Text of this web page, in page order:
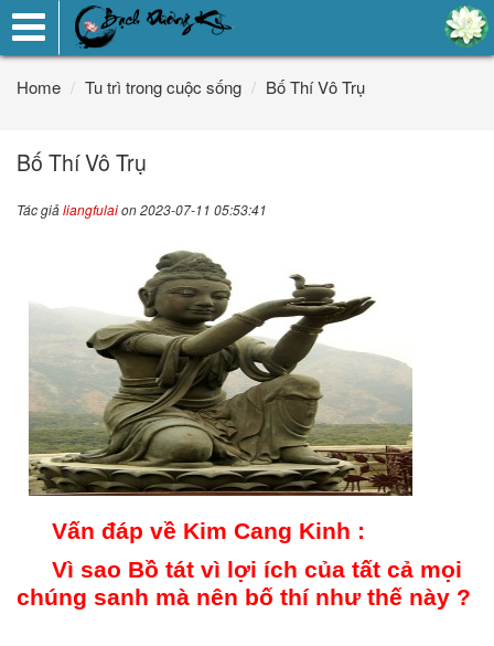
Toggle
navigation
Home
Tu trì trong cuộc sống Bố Thí Vô Trụ
Bố Thí Vô Trụ
Tác giảliangfulaion 2023-07-11 05:53:41
Vấn đáp về Kim Cang Kinh :
Vì sao Bồ tát vì lợi ích của tất cả mọi
chúng sanh mà nên bố thí như thế này ?